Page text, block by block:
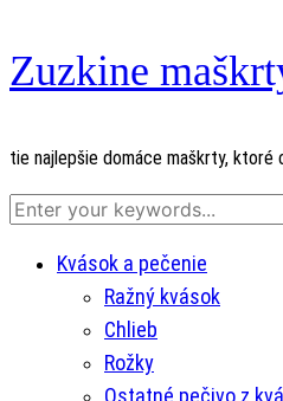
Zuzkine
tie najlepšie domáce maškrty, ktoré
Kvások a pečenie
Ražný kvások
Chlieb
Rožky
Ostatné pečivo z